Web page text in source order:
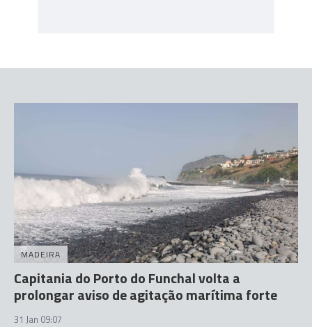
MADEIRA
Capitania do Porto do Funchal volta a
prolongar aviso de agitação marítima forte
31 Jan 09:07